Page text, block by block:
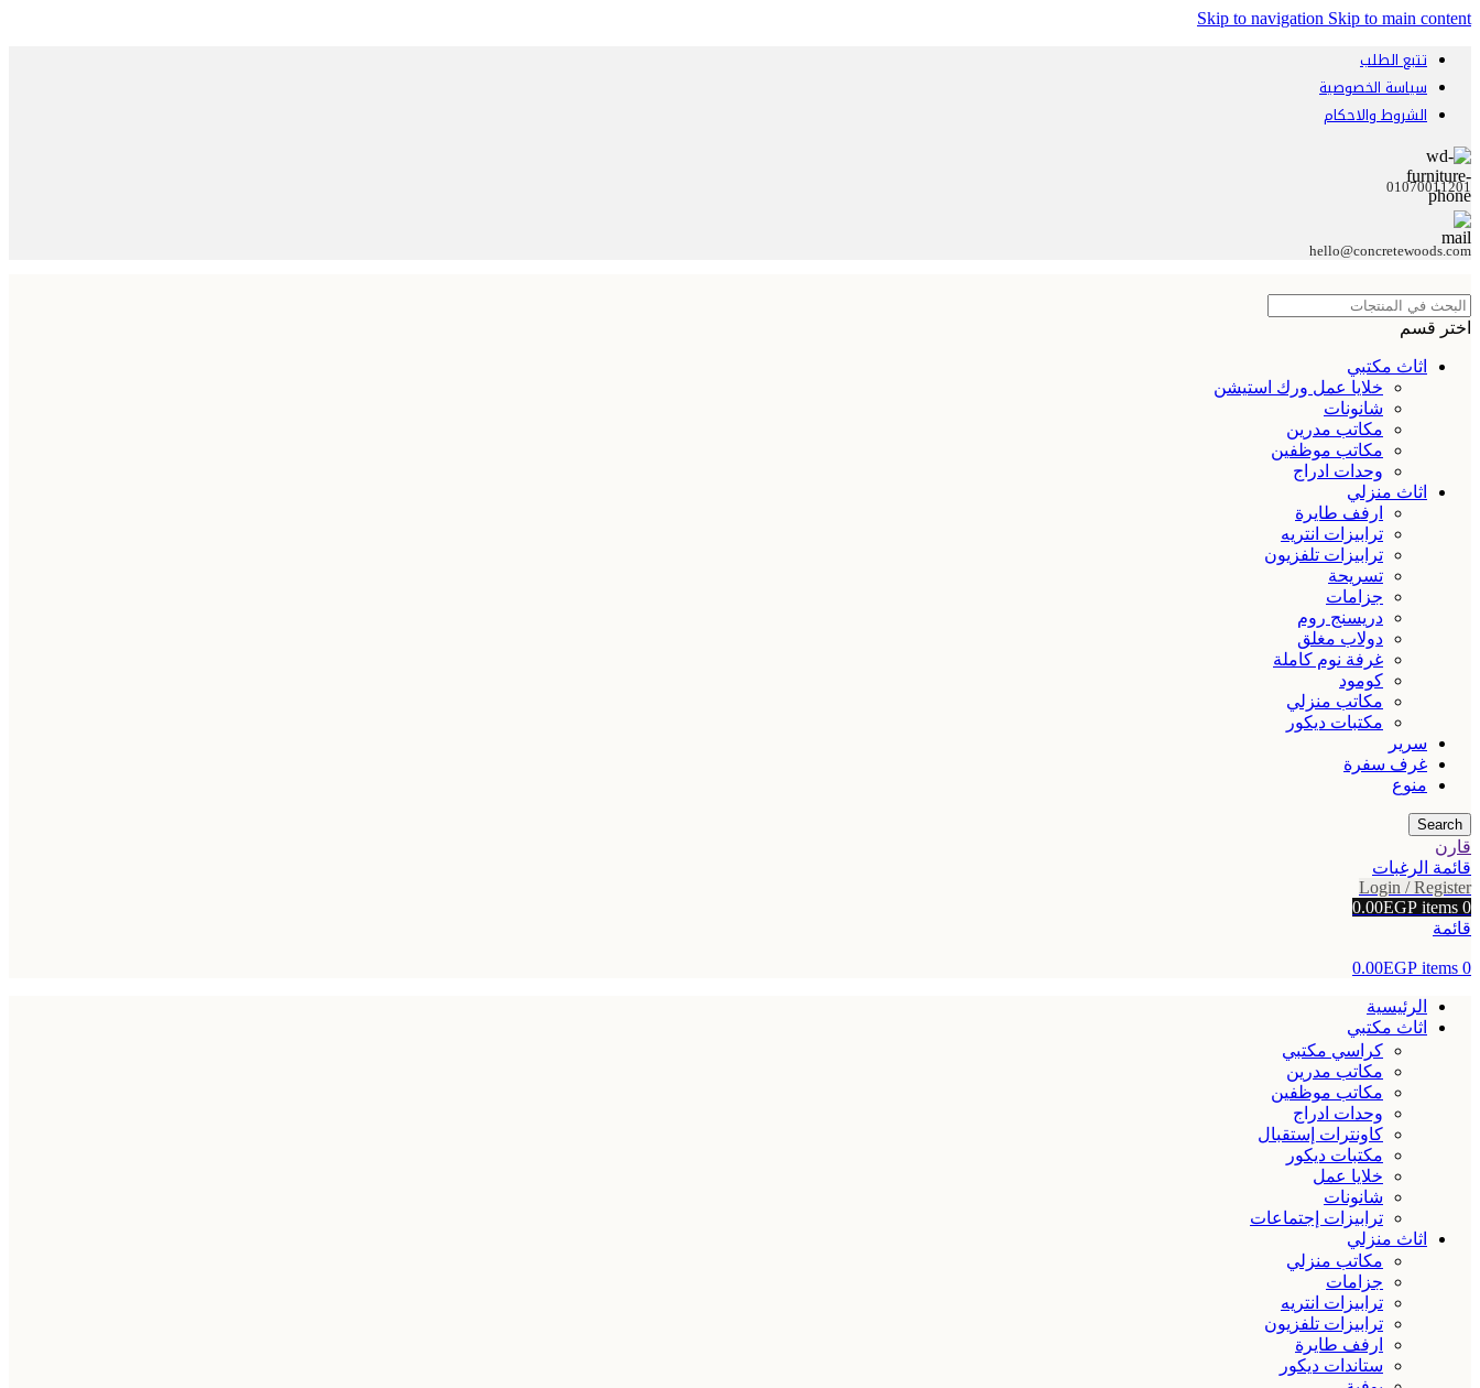
Skip to navigation Skip to main content
تتبع الطلب
سياسة الخصوصية
الشروط والاحكام
01070011201
hello@concretewoods.com
اختر قسم
اثاث مكتبي
خلايا عمل ورك استيشن
شانونات
مكاتب مدرين
مكاتب موظفين
وحدات ادراج
اثاث منزلي
ارفف طايرة
ترابيزات انتريه
ترابيزات تلفزيون
تسريحة
جزامات
دريسنج روم
دولاب مغلق
غرفة نوم كاملة
كومود
مكاتب منزلي
مكتبات ديكور
سرير
غرف سفرة
منوع
Search
قارن
قائمة الرغبات
Login / Register
0
items
0.00EGP
قائمة
0
items
0.00EGP
الرئيسية
اثاث مكتبي
كراسي مكتبي
مكاتب مدرين
مكاتب موظفين
وحدات ادراج
كاونترات إستقبال
مكتبات ديكور
خلايا عمل
شانونات
ترابيزات إجتماعات
اثاث منزلي
مكاتب منزلي
جزامات
ترابيزات انتريه
ترابيزات تلفزيون
ارفف طايرة
ستاندات ديكور